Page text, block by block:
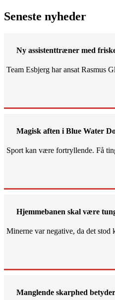
Seneste nyheder
Ny assistenttræner med
Team Esbjerg har ansat Rasmus
Magisk aften i Blue Water
Sport kan være fortryllende. Få
Hjemmebanen skal være
Minerne var negative, da det
Manglende skarphed